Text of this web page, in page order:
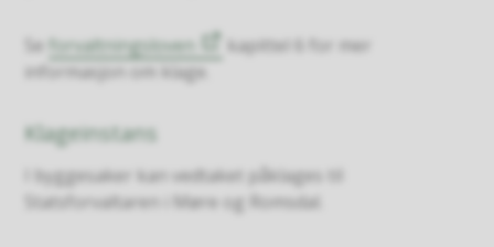
Se forvaltningsloven
kapittel 6 for mer
informasjon om klage.
Klageinstans
I byggesaker kan vedtaket påklages til
Statsforvaltaren i Møre og Romsdal.